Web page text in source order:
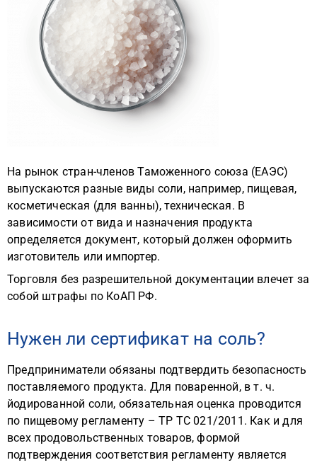
На рынок стран-членов Таможенного союза (ЕАЭС)
выпускаются разные виды соли, например, пищевая,
косметическая (для ванны), техническая. В
зависимости от вида и назначения продукта
определяется документ, который должен оформить
изготовитель или импортер.
Торговля без разрешительной документации влечет за
собой штрафы по КоАП РФ.
Нужен ли сертификат на соль?
Предприниматели обязаны подтвердить безопасность
поставляемого продукта. Для поваренной, в т. ч.
йодированной соли, обязательная оценка проводится
по пищевому регламенту – ТР ТС 021/2011. Как и для
всех продовольственных товаров, формой
подтверждения соответствия регламенту является